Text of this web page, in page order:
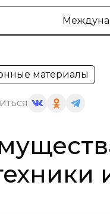
материалы